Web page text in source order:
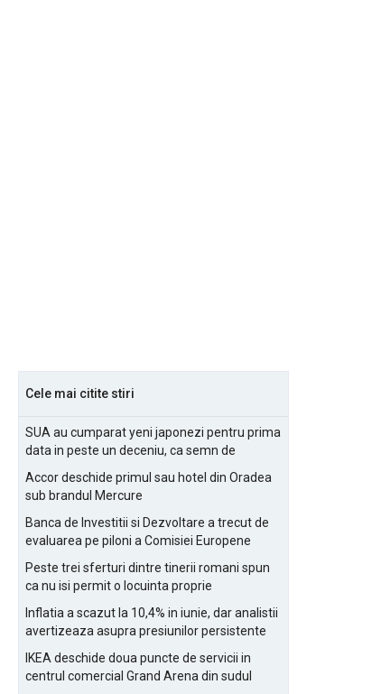
Cele mai citite stiri
SUA au cumparat yeni japonezi pentru prima
data in peste un deceniu, ca semn de
Accor deschide primul sau hotel din Oradea
sub brandul Mercure
Banca de Investitii si Dezvoltare a trecut de
evaluarea pe piloni a Comisiei Europene
Peste trei sferturi dintre tinerii romani spun
ca nu isi permit o locuinta proprie
Inflatia a scazut la 10,4% in iunie, dar analistii
avertizeaza asupra presiunilor persistente
IKEA deschide doua puncte de servicii in
centrul comercial Grand Arena din sudul